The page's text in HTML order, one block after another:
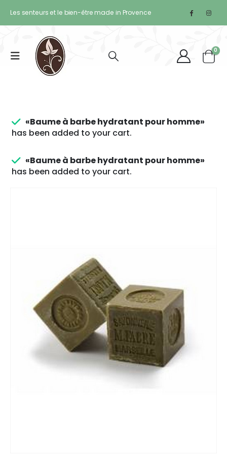
Les senteurs et le bien-être made in Provence
0
«Baume à barbe hydratant pour homme»
has been added to your cart.
«Baume à barbe hydratant pour homme»
has been added to your cart.